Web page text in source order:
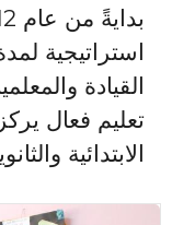
استراتيجية
القيادة
تعليم فعال
الابتدائية